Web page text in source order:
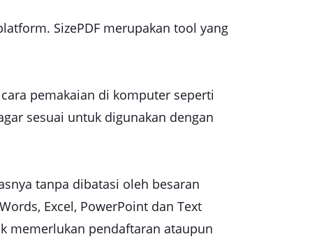
SizePDF merupakan tool yang
pemakaian di komputer seperti
sesuai untuk digunakan dengan
tanpa dibatasi oleh besaran
Excel, PowerPoint dan Text
memerlukan pendaftaran ataupun